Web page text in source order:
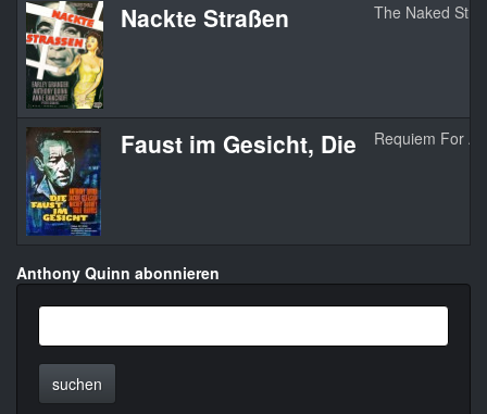
Nackte Straßen The Naked
Faust im Gesicht, Die Requiem For A
Anthony Quinn abonnieren
suchen